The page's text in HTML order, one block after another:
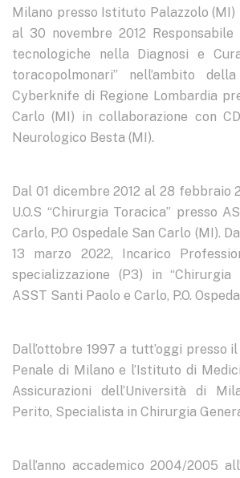
Milano presso Istituto Palazzolo (MI)
al 30 novembre 2012 Responsabile
tecnologiche nella Diagnosi e
toracopolmonari” nell’ambito
Cyberknife di Regione Lombardia
Carlo (MI) in collaborazione con
Neurologico Besta (MI).
Dal 01 dicembre 2012 al 28 febbraio
U.O.S “Chirurgia Toracica” presso
Carlo, P.O Ospedale San Carlo (MI).
13 marzo 2022, Incarico
specializzazione (P3) in “Chirurgia
ASST Santi Paolo e Carlo, P.O.
Dall’ottobre 1997 a tutt’oggi presso
Penale di Milano e l’Istituto di
Assicurazioni dell’Università di
Perito, Specialista in Chirurgia
Dall’anno accademico 2004/2005